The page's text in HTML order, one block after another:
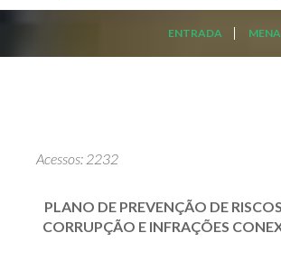
ENTRADA
Acessos: 2232
PLANO DE PREVENÇÃO DE
CORRUPÇÃO E INFRAÇÕES